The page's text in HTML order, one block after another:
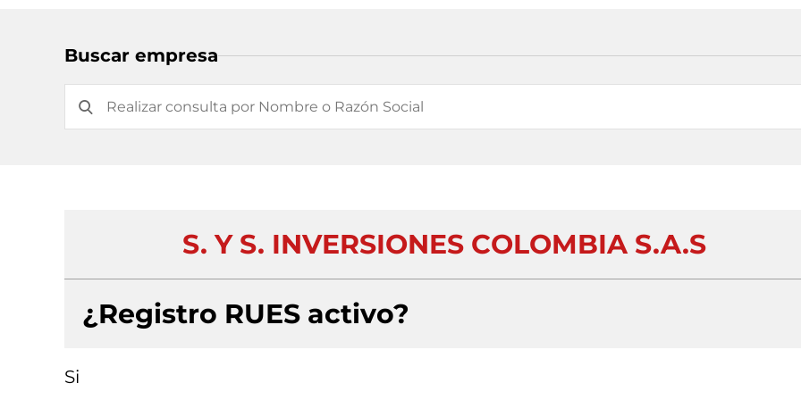
Buscar empresa
S. Y S. INVERSIONES COLOMBIA S.A.S
¿Registro RUES activo?
Si